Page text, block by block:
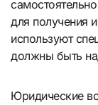
для получения
используют
должны быть
Юридические